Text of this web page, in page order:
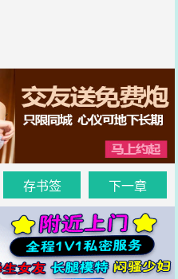
存书签 下一章